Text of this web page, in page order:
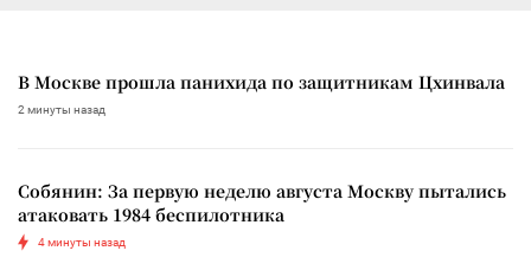
В Москве прошла панихида по защитникам Цхинвала
2 минуты назад
Собянин: За первую неделю августа Москву пытались
атаковать 1984 беспилотника
4 минуты назад